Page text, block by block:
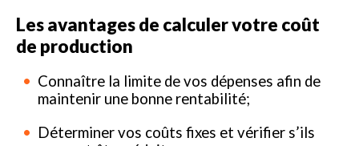
Les avantages de calculer votre coût
de production
Connaître la limite de vos dépenses afin de
maintenir une bonne rentabilité;
Déterminer vos coûts fixes et vérifier s’ils